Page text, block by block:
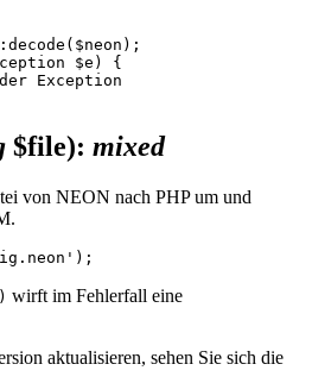
$e) {
$file): mixed
von NEON nach PHP um und
wirft im Fehlerfall eine
aktualisieren, sehen Sie sich die